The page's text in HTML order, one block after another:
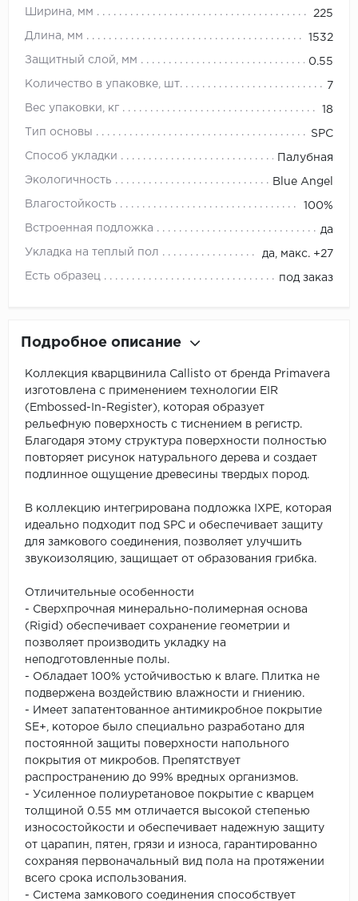
Ширина, мм 225
Длина, мм 1532
Защитный слой, мм 0.55
Количество в упаковке, шт. 7
Вес упаковки, кг 18
Тип основы SPC
Способ укладки Палубная
Экологичность Blue Angel
Влагостойкость 100%
Встроенная подложка да
Укладка на теплый пол да, макс. +27
Есть образец под заказ
Подробное описание
Коллекция кварцвинила Callisto от бренда Primavera
изготовлена с применением технологии EIR
(Embossed-In-Register), которая образует
рельефную поверхность с тиснением в регистр.
Благодаря этому структура поверхности полностью
повторяет рисунок натурального дерева и создает
подлинное ощущение древесины твердых пород.
В коллекцию интегрирована подложка IXPE, которая
идеально подходит под SPC и обеспечивает защиту
для замкового соединения, позволяет улучшить
звукоизоляцию, защищает от образования грибка.
Отличительные особенности
- Сверхпрочная минерально-полимерная основа
(Rigid) обеспечивает сохранение геометрии и
позволяет производить укладку на
неподготовленные полы.
- Обладает 100% устойчивостью к влаге. Плитка не
подвержена воздействию влажности и гниению.
- Имеет запатентованное антимикробное покрытие
SE+, которое было специально разработано для
постоянной защиты поверхности напольного
покрытия от микробов. Препятствует
распространению до 99% вредных организмов.
- Усиленное полиуретановое покрытие с кварцем
толщиной 0.55 мм отличается высокой степенью
износостойкости и обеспечивает надежную защиту
от царапин, пятен, грязи и износа, гарантированно
сохраняя первоначальный вид пола на протяжении
всего срока использования.
- Система замкового соединения способствует